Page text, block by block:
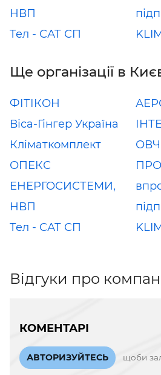
НВП
Tел - САТ СП
Ще організації в
ФІТІКОН
Віса-Гінгер Україна
Кліматкомплект
ОПЕКС
ЕНЕРГОСИСТЕМИ,
НВП
Tел - САТ СП
Відгуки про
КОМЕНТАРІ
АВТОРИЗУЙТЕСЬ щоби